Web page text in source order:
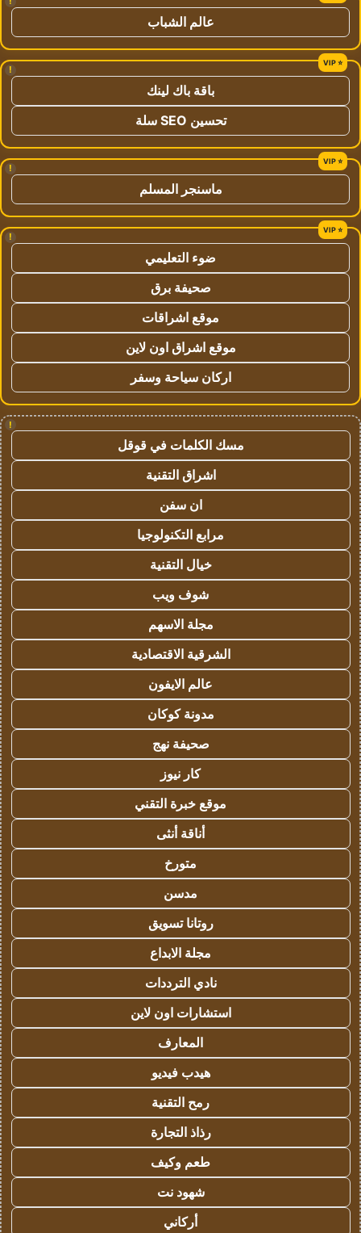
عالم الشباب
!
باقة باك لينك
تحسين SEO سلة
!
ماسنجر المسلم
!
ضوء التعليمي
صحيفة برق
موقع اشراقات
موقع اشراق اون لاين
اركان سياحة وسفر
!
مسك الكلمات في قوقل
اشراق التقنية
ان سفن
مرابع التكنولوجيا
خيال التقنية
شوف ويب
مجلة الاسهم
الشرقية الاقتصادية
عالم الايفون
مدونة كوكان
صحيفة نهج
كار نيوز
موقع خبرة التقني
أناقة أنثى
متورخ
مدسن
روتانا تسويق
مجلة الابداع
نادي الترددات
استشارات اون لاين
المعارف
هيدب فيديو
رمح التقنية
رذاذ التجارة
طعم وكيف
شهود نت
أركاني